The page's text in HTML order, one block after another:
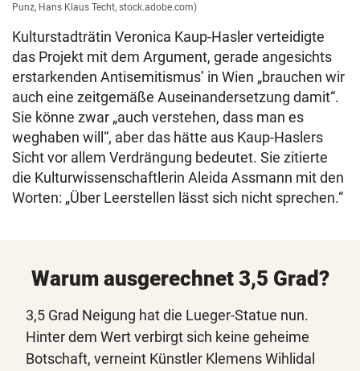
Punz, Hans Klaus Techt, stock.adobe.com)
Kulturstadträtin Veronica Kaup-Hasler verteidigte
das Projekt mit dem Argument, gerade angesichts
erstarkenden Antisemitismus’ in Wien „brauchen wir
auch eine zeitgemäße Auseinandersetzung damit“.
Sie könne zwar „auch verstehen, dass man es
weghaben will“, aber das hätte aus Kaup-Haslers
Sicht vor allem Verdrängung bedeutet. Sie zitierte
die Kulturwissenschaftlerin Aleida Assmann mit den
Worten: „Über Leerstellen lässt sich nicht sprechen.“
Warum ausgerechnet 3,5 Grad?
3,5 Grad Neigung hat die Lueger-Statue nun.
Hinter dem Wert verbirgt sich keine geheime
Botschaft, verneint Künstler Klemens Wihlidal